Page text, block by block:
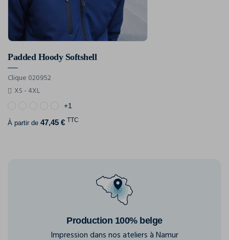
Padded Hoody Softshell
Clique 020952
XS - 4XL
+1
À partir de 47,45 € TTC
Production 100% belge
Impression dans nos ateliers à Namur